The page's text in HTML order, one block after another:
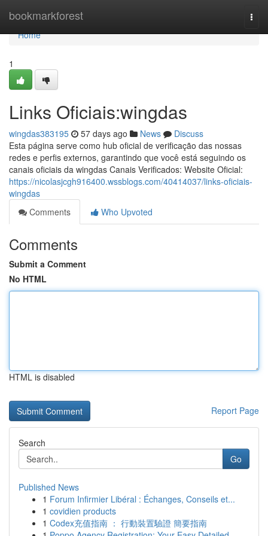
bookmarkforest
Home
Home
1
Links Oficiais:wingdas
wingdas383195 57 days ago News
Discuss
Esta página serve como hub oficial de verificação das nossas
redes e perfis externos, garantindo que você está seguindo os
canais oficiais da wingdas Canais Verificados: Website Oficial:
https://nicolasjcgh916400.wssblogs.com/40414037/links-oficiais-
wingdas
Comments
Who Upvoted
Comments
Submit a Comment
No HTML
HTML is disabled
Report Page
Search
Go
Published News
1 Forum Infirmier Libéral : Échanges, Conseils et...
1 covidien products
1 Codex充值指南 ： 行動裝置驗證 簡要指南